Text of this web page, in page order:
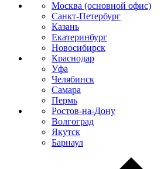
Москва (основной офис)
Санкт-Петербург
Казань
Екатеринбург
Новосибирск
Краснодар
Уфа
Челябинск
Самара
Пермь
Ростов-на-Дону
Волгоград
Якутск
Барнаул